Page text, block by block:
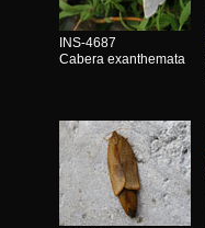
INS-4687
Cabera exanthemata